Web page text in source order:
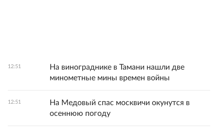
12:51
На винограднике в Тамани нашли две
минометные мины времен войны
12:51
На Медовый спас москвичи окунутся в
осеннюю погоду